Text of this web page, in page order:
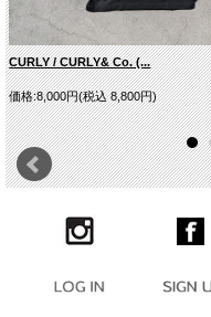
■商品スペック
CURLY / CURLY& Co. (...
価格:8,000円(税込 8,800円)